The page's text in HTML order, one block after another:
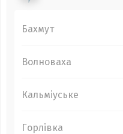
Бахмут
Волноваха
Кальміуське
Горлівка